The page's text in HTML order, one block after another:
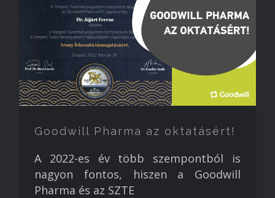
Goodwill Pharma az oktatásért!
A 2022-es év több szempontból is
nagyon fontos, hiszen a Goodwill
Pharma és az SZTE